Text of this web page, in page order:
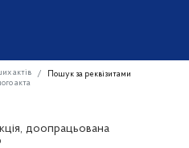
актів
Пошук за реквізитами
акта
доопрацьована